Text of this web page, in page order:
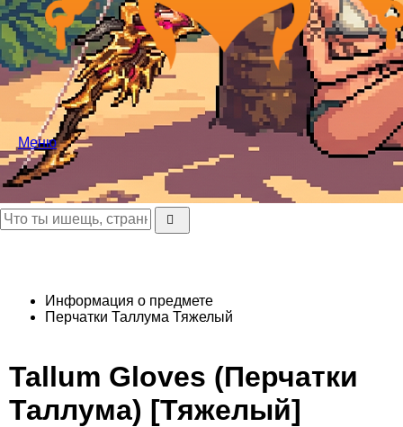
Меню
Информация о предмете
Перчатки Таллума Тяжелый
Tallum Gloves (Перчатки
Таллума) [Тяжелый]